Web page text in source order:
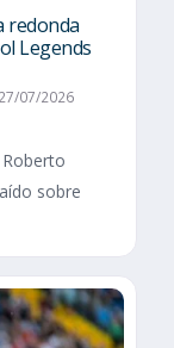
redonda
Legends
07/2026
sobre